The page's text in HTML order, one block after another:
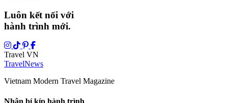
Luôn kết nối với
hành trình mới.
Travel VN
TravelNews
Vietnam Modern Travel Magazine
Nhận bí kíp hành trình